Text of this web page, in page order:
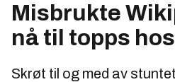
Misbrukte
nå til topps
Skrøt til og med av